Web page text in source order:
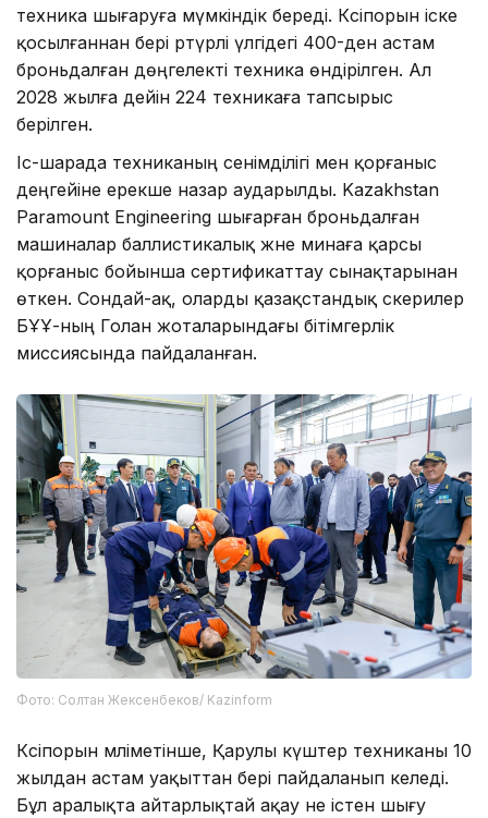
техника шығаруға мүмкіндік береді. Кәсіпорын іске
қосылғаннан бері әртүрлі үлгідегі 400-ден астам
броньдалған дөңгелекті техника өндірілген. Ал
2028 жылға дейін 224 техникаға тапсырыс
берілген.
Іс-шарада техниканың сенімділігі мен қорғаныс
деңгейіне ерекше назар аударылды. Kazakhstan
Paramount Engineering шығарған броньдалған
машиналар баллистикалық және минаға қарсы
қорғаныс бойынша сертификаттау сынақтарынан
өткен. Сондай-ақ, оларды қазақстандық әскерилер
БҰҰ-ның Голан жоталарындағы бітімгерлік
миссиясында пайдаланған.
Фото: Солтан Жексенбеков/ Kazinform
Кәсіпорын мәліметінше, Қарулы күштер техниканы 10
жылдан астам уақыттан бері пайдаланып келеді.
Бұл аралықта айтарлықтай ақау не істен шығу